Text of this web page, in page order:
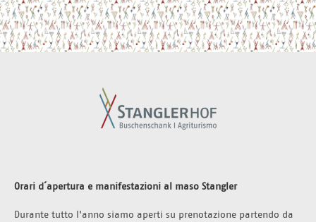
Orari d´apertura e manifestazioni al maso Stangler
Durante tutto l'anno siamo aperti su prenotazione partendo da